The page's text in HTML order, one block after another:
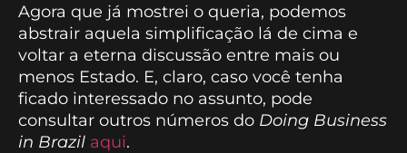
Agora que já mostrei o queria, podemos
abstrair aquela simplificação lá de cima e
voltar a eterna discussão entre mais ou
menos Estado. E, claro, caso você tenha
ficado interessado no assunto, pode
consultar outros números do Doing Business
in Brazil aqui.